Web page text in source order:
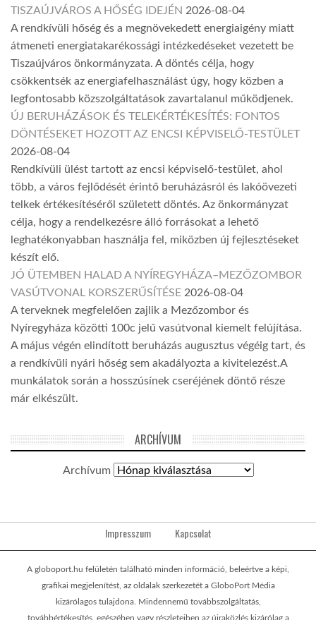
TISZAÚJVÁROS A HŐSÉG IDEJÉN 2026-08-04
A rendkívüli hőség és a megnövekedett energiaigény miatt
átmeneti energiatakarékossági intézkedéseket vezetett be
Tiszaújváros önkormányzata. A döntés célja, hogy
csökkentsék az energiafelhasználást úgy, hogy közben a
legfontosabb közszolgáltatások zavartalanul működjenek.
ÚJ BERUHÁZÁSOK ÉS TELEKÉRTÉKESÍTÉS: FONTOS
DÖNTÉSEKET HOZOTT AZ ENCSI KÉPVISELŐ-TESTÜLET
2026-08-04
Rendkívüli ülést tartott az encsi képviselő-testület, ahol
több, a város fejlődését érintő beruházásról és lakóövezeti
telkek értékesítéséről született döntés. Az önkormányzat
célja, hogy a rendelkezésre álló forrásokat a lehető
leghatékonyabban használja fel, miközben új fejlesztéseket
készít elő.
JÓ ÜTEMBEN HALAD A NYÍREGYHÁZA–MEZŐZOMBOR
VASÚTVONAL KORSZERŰSÍTÉSE 2026-08-04
A terveknek megfelelően zajlik a Mezőzombor és
Nyíregyháza közötti 100c jelű vasútvonal kiemelt felújítása.
A május végén elindított beruházás augusztus végéig tart, és
a rendkívüli nyári hőség sem akadályozta a kivitelezést.A
munkálatok során a hosszúsínek cseréjének döntő része
már elkészült.
ARCHÍVUM
Archívum
Impresszum Kapcsolat
A globoport.hu felületén található minden információ, beleértve a képi,
grafikai megjelenítést, az oldalak szerkezetét a GloboPort Média
kizárólagos tulajdona. Mindennemű továbbszolgáltatás,
továbbértékesítés, egészében vagy részleteiben az újraközlés kizárólag a